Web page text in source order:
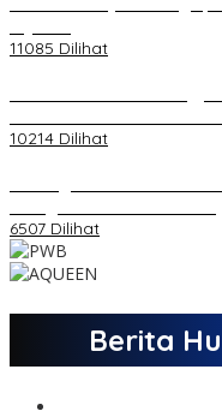
11085 Dilihat
10214 Dilihat
6507 Dilihat
Berita